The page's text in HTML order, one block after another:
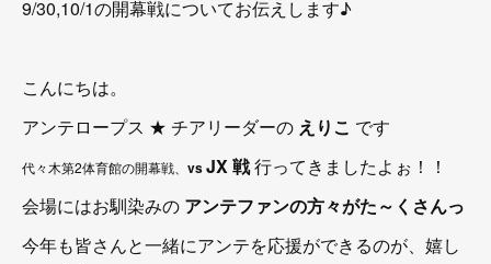
9/30,10/1の開幕戦についてお伝えします♪
こんにちは。
アンテロープス ★ チアリーダーの えりこ です
代々木第2体育館の開幕戦、 vsJX戦行ってきましたよぉ！！
会場にはお馴染みの アンテファンの方々がた～くさんっ
今年も皆さんと一緒にアンテを応援ができるのが、嬉し